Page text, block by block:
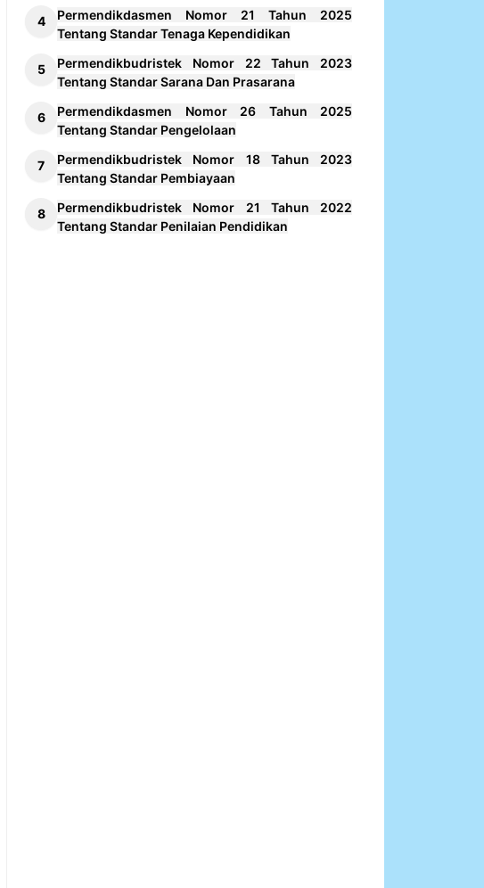
Permendikdasmen Nomor 21 Tahun 2025
Tentang Standar Tenaga Kependidikan
Permendikbudristek Nomor 22 Tahun 2023
Tentang Standar Sarana Dan Prasarana
Permendikdasmen Nomor 26 Tahun 2025
Tentang Standar Pengelolaan
Permendikbudristek Nomor 18 Tahun 2023
Tentang Standar Pembiayaan
Permendikbudristek Nomor 21 Tahun 2022
Tentang Standar Penilaian Pendidikan